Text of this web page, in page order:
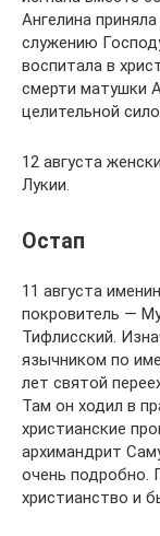
Ангелина
служению
воспитала в
смерти матушки
целительной
12 августа
Лукии.
Остап
11 августа
покровитель —
Тифлисский.
язычником по
лет святой
Там он ходил в
христианские
архимандрит
очень подробно.
христианство и